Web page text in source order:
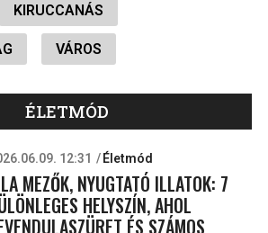
KIRUCCANÁS
VÁROS
ÉLETMÓD
12:31 Életmód
MEZŐK, NYUGTATÓ ILLATOK: 7
HELYSZÍN, AHOL
ÉS SZÁMOS